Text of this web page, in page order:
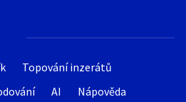
Topování inzerátů
AI
Nápověda